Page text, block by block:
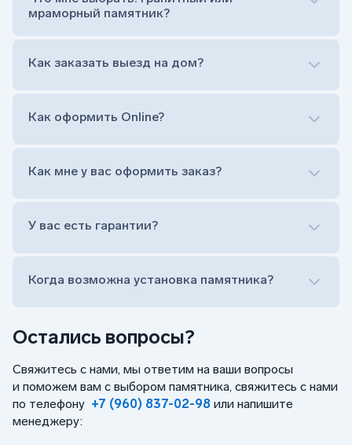
Остались вопросы?
Свяжитесь с нами, мы ответим на ваши вопросы
и поможем вам с выбором памятника, свяжитесь с нами
по телефону +7 (960) 837-02-98 или напишите
менеджеру:
Расположение символа веры (крестик или
на символ веры или вовсе портрет не рисовать)
прописной)
мраморный памятник?
Как заказать выезд на дом?
Заказать бесплатный выезд менеджера на дом
Как оформить Online?
Заказать бесплатный выезд менеджера на дом
Как мне у вас оформить заказ?
У вас есть гарантии?
Когда возможна установка памятника?